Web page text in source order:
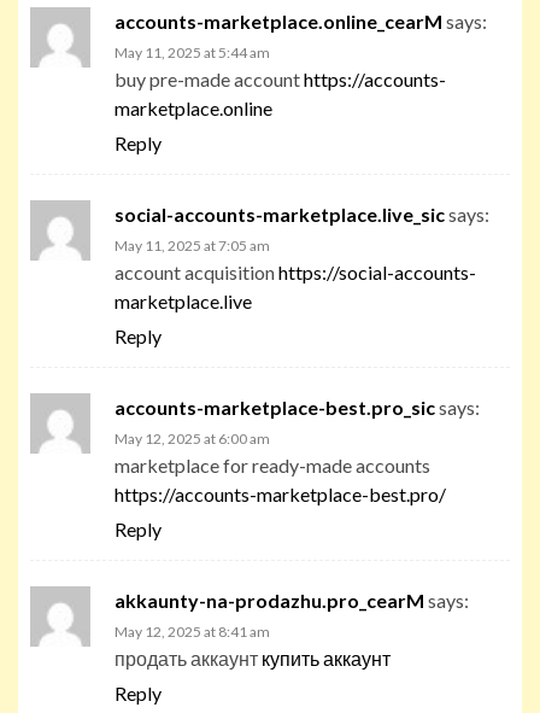
accounts-marketplace.online_cearM says:
May 11, 2025 at 5:44 am
buy pre-made accounthttps://accounts-
marketplace.online
Reply
social-accounts-marketplace.live_sicsays:
May 11, 2025 at 7:05 am
account acquisitionhttps://social-accounts-
marketplace.live
Reply
accounts-marketplace-best.pro_sicsays:
May 12, 2025 at 6:00 am
marketplace for ready-made accounts
https://accounts-marketplace-best.pro/
Reply
akkaunty-na-prodazhu.pro_cearM says:
May 12, 2025 at 8:41 am
продать аккаунт купить аккаунт
Reply